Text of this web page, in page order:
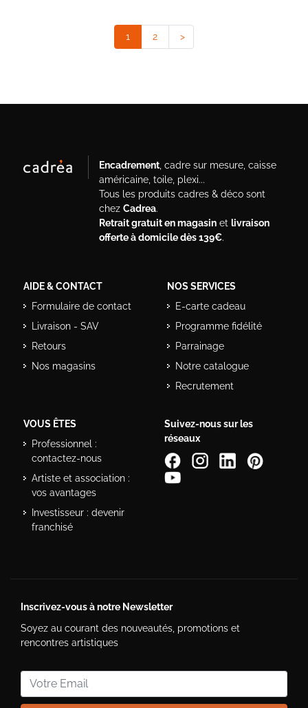
1 (current)
2 >
Encadrement, cadre sur mesure, caisse
américaine, toile, plexi...
Tous les produits cadres & déco sont
chez Cadrea.
Retrait gratuit en magasinet livraison
offerte à domicile dès 139€.
AIDE & CONTACT
Formulaire de contact
Livraison - SAV
Retours
Nos magasins
NOS SERVICES
E-carte cadeau
Programme fidélité
Parrainage
Notre catalogue
Recrutement
VOUS ÊTES
Professionnel :
contactez-nous
Artiste et association :
vos avantages
Investisseur : devenir
franchisé
Suivez-nous sur les
réseaux
Inscrivez-vous à notre Newsletter
Soyez au courant des nouveautés, promotions et
rencontres artistiques